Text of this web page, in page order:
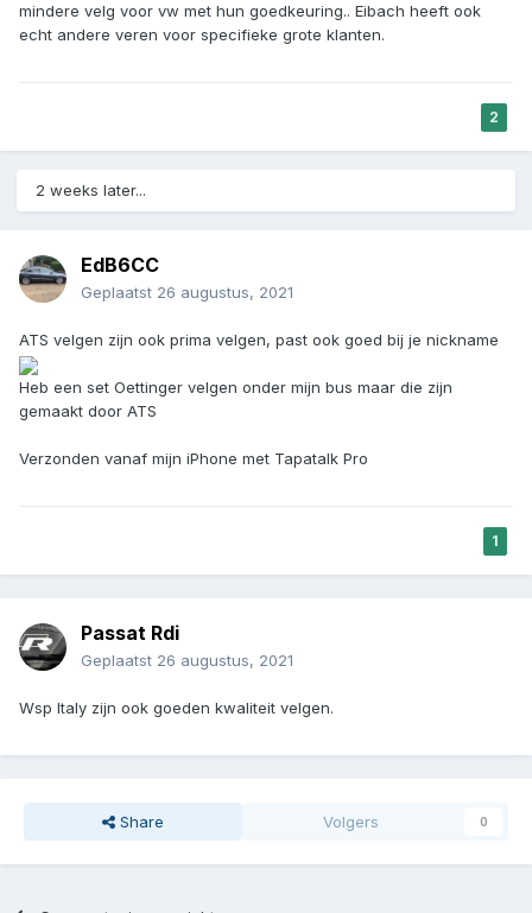
mindere velg voor vw met hun goedkeuring.. Eibach heeft ook
echt andere veren voor specifieke grote klanten.
2
2 weeks later...
EdB6CC
Geplaatst 26 augustus, 2021
ATS velgen zijn ook prima velgen, past ook goed bij je nickname
Heb een set Oettinger velgen onder mijn bus maar die zijn
gemaakt door ATS
Verzonden vanaf mijn iPhone met Tapatalk Pro
1
Passat Rdi
Geplaatst 26 augustus, 2021
Wsp Italy zijn ook goeden kwaliteit velgen.
Share Volgers 0